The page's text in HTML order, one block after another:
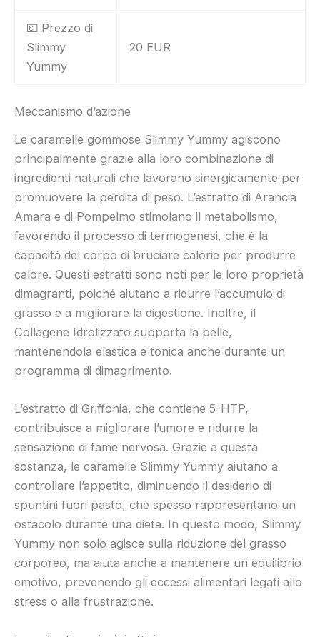
💶 Prezzo di
Slimmy
Yummy
20 EUR
Meccanismo d’azione
Le caramelle gommose Slimmy Yummy agiscono
principalmente grazie alla loro combinazione di
ingredienti naturali che lavorano sinergicamente per
promuovere la perdita di peso. L’estratto di Arancia
Amara e di Pompelmo stimolano il metabolismo,
favorendo il processo di termogenesi, che è la
capacità del corpo di bruciare calorie per produrre
calore. Questi estratti sono noti per le loro proprietà
dimagranti, poiché aiutano a ridurre l’accumulo di
grasso e a migliorare la digestione. Inoltre, il
Collagene Idrolizzato supporta la pelle,
mantenendola elastica e tonica anche durante un
programma di dimagrimento.
L’estratto di Griffonia, che contiene 5-HTP,
contribuisce a migliorare l’umore e ridurre la
sensazione di fame nervosa. Grazie a questa
sostanza, le caramelle Slimmy Yummy aiutano a
controllare l’appetito, diminuendo il desiderio di
spuntini fuori pasto, che spesso rappresentano un
ostacolo durante una dieta. In questo modo, Slimmy
Yummy non solo agisce sulla riduzione del grasso
corporeo, ma aiuta anche a mantenere un equilibrio
emotivo, prevenendo gli eccessi alimentari legati allo
stress o alla frustrazione.